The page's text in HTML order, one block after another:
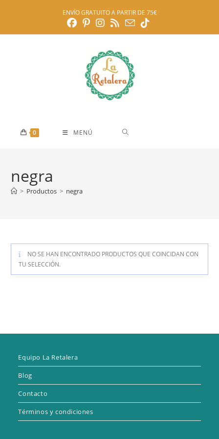
ENVÍO GRATUITO A PARTIR DE 75€
0 MENÚ
negra
> Productos > negra
NO SE HAN ENCONTRADO PRODUCTOS QUE COINCIDAN CON
TU SELECCIÓN.
Equipo La Retalera
Blog
Contacto
Términos y condiciones